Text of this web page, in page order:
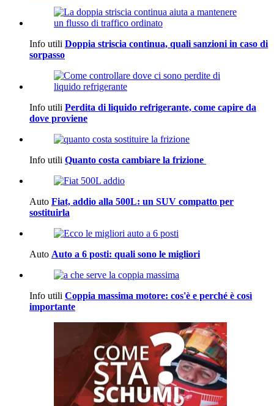
Info utili Doppia striscia continua, quali sanzioni in caso di
sorpasso
Info utili Perdita di liquido refrigerante, come capire da
dove proviene
Info utili Quanto costa cambiare la frizione
Auto Fiat, addio alla 500L: un SUV compatto per
sostituirla
Auto Auto a 6 posti: quali sono le migliori
Info utili Coppia massima motore: cos'è e perché è così
importante